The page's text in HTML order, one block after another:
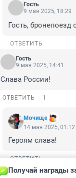
Гость
9 мая 2025, 18:29
Гость, бронепоезд
ОТВЕТИТЬ
Гость
9 мая 2025, 14:41
Слава России!
ОТВЕТИТЬ 1
Мочище
14 мая 2025, 01:12
Героям слава!
ОТВЕТИТЬ
Гость
Получай награды